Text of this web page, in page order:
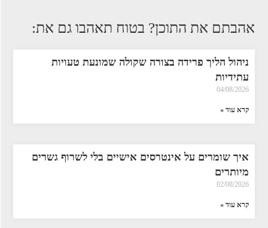
אהבתם את התוכן? בטוח תאהבו גם את:
ניהול הליך פרידה בצורה שקולה שמונעת טעויות
עתידיות
04/08/2026
קרא עוד »
איך שומרים על אינטרסים אישיים בלי לשרוף גשרים
מיותרים
02/08/2026
קרא עוד »